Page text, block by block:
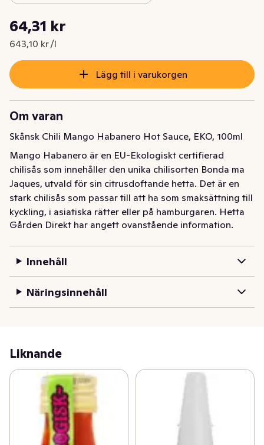
Nuvarande pris är: 64,31 kr
64,31 kr
643,10 kr /l
Styckpris: 643,10 kr /l
Lägg till i varukorgen
Om varan
Skånsk Chili Mango Habanero Hot Sauce, EKO, 100ml
Mango Habanero är en EU-Ekologiskt certifierad
chilisås som innehåller den unika chilisorten Bonda ma
Jaques, utvald för sin citrusdoftande hetta. Det är en
stark chilisås som passar till att ha som smaksättning till
kyckling, i asiatiska rätter eller på hamburgaren. Hetta
4/5.
Gården Direkt har angett ovanstående information.
Innehåll
Näringsinnehåll
Liknande